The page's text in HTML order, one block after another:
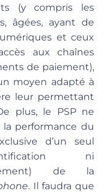
(y compris les
âgées, ayant de
et ceux
aux chaînes
de paiement),
moyen adapté à
leur permettant
plus, le PSP ne
performance du
d’un seul
ni
de la
. Il faudra que